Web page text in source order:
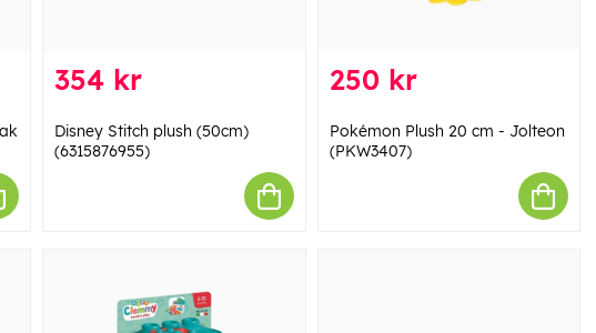
354 kr
Disney Stitch plush (50cm)
(6315876955)
250 kr
Pokémon Plush 20 cm - Jolteon
(PKW3407)